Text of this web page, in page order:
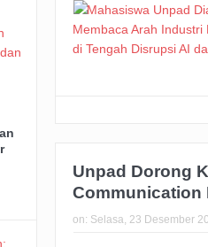
Unpad Dorong
Communication
on: Selasa, 23 Desember